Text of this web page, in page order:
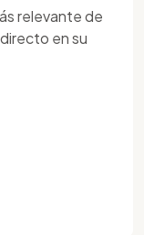
relevante de
en su